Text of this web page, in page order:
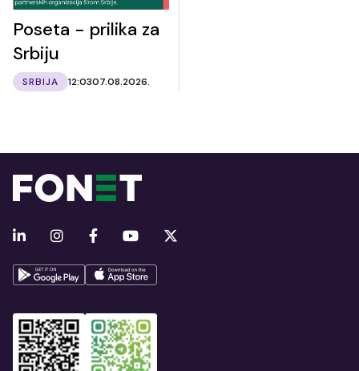
Poseta - prilika za
Srbiju
SRBIJA 12:0307.08.2026.